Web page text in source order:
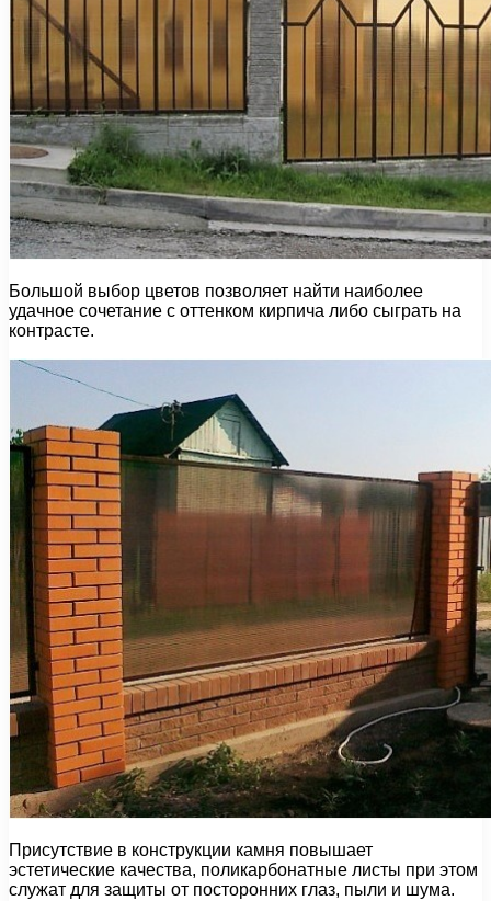
Большой выбор цветов позволяет найти наиболее
удачное сочетание с оттенком кирпича либо сыграть на
контрасте.
Присутствие в конструкции камня повышает
эстетические качества, поликарбонатные листы при этом
служат для защиты от посторонних глаз, пыли и шума.